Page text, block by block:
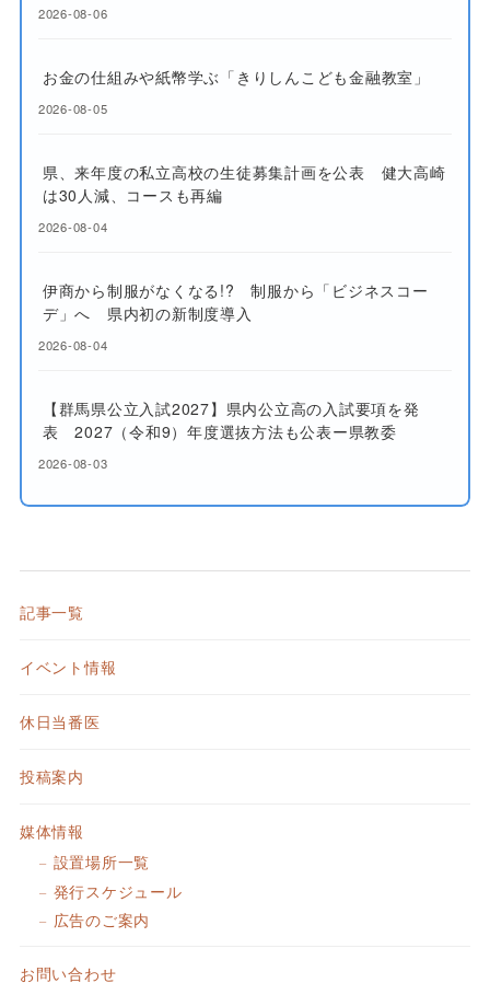
2026-08-06
お金の仕組みや紙幣学ぶ「きりしんこども金融教室」
2026-08-05
県、来年度の私立高校の生徒募集計画を公表 健大高崎
は30人減、コースも再編
2026-08-04
伊商から制服がなくなる!? 制服から「ビジネスコー
デ」へ 県内初の新制度導入
2026-08-04
【群馬県公立入試2027】県内公立高の入試要項を発
表 2027（令和9）年度選抜方法も公表ー県教委
2026-08-03
記事一覧
イベント情報
休日当番医
投稿案内
媒体情報
設置場所一覧
発行スケジュール
広告のご案内
お問い合わせ